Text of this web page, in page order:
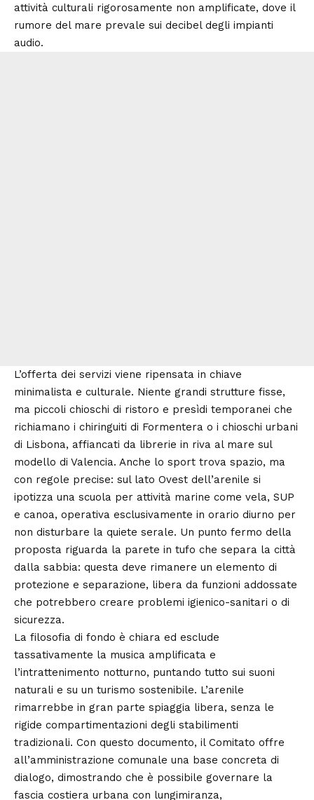
attività culturali rigorosamente non amplificate, dove il
rumore del mare prevale sui decibel degli impianti
audio.
L’offerta dei servizi viene ripensata in chiave
minimalista e culturale. Niente grandi strutture fisse,
ma piccoli chioschi di ristoro e presìdi temporanei che
richiamano i chiringuiti di Formentera o i chioschi urbani
di Lisbona, affiancati da librerie in riva al mare sul
modello di Valencia. Anche lo sport trova spazio, ma
con regole precise: sul lato Ovest dell’arenile si
ipotizza una scuola per attività marine come vela, SUP
e canoa, operativa esclusivamente in orario diurno per
non disturbare la quiete serale. Un punto fermo della
proposta riguarda la parete in tufo che separa la città
dalla sabbia: questa deve rimanere un elemento di
protezione e separazione, libera da funzioni addossate
che potrebbero creare problemi igienico-sanitari o di
sicurezza.
La filosofia di fondo è chiara ed esclude
tassativamente la musica amplificata e
l’intrattenimento notturno, puntando tutto sui suoni
naturali e su un turismo sostenibile. L’arenile
rimarrebbe in gran parte spiaggia libera, senza le
rigide compartimentazioni degli stabilimenti
tradizionali. Con questo documento, il Comitato offre
all’amministrazione comunale una base concreta di
dialogo, dimostrando che è possibile governare la
fascia costiera urbana con lungimiranza,